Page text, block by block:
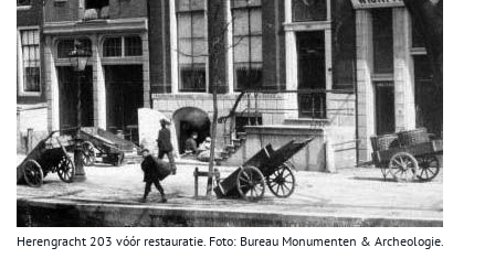
Herengracht 203 vóór restauratie. Foto: Bureau Monumenten & Archeologie.